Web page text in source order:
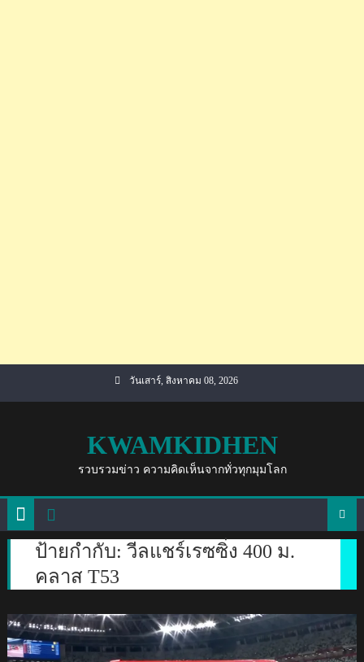
วันเสาร์, สิงหาคม 08, 2026
KWAMKIDHEN
รวบรวมข่าว ความคิดเห็นจากทั่วทุกมุมโลก
ป้ายกำกับ: วีลแชร์เรซซิ่ง 400 ม.
คลาส T53